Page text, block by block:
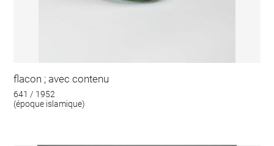
flacon ; avec contenu
641 / 1952
(époque islamique)